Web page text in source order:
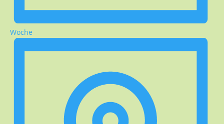
Woche